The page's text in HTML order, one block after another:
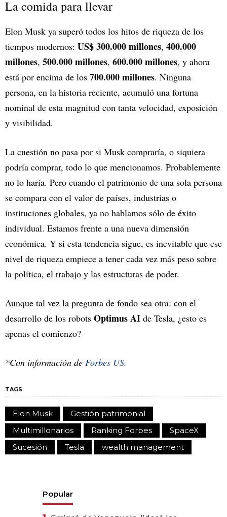
La comida para llevar
Elon Musk ya superó todos los hitos de riqueza de los
tiempos modernos: US$ 300.000 millones, 400.000
millones, 500.000 millones, 600.000 millones, y ahora
está por encima de los 700.000 millones. Ninguna
persona, en la historia reciente, acumuló una fortuna
nominal de esta magnitud con tanta velocidad, exposición
y visibilidad.
La cuestión no pasa por si Musk compraría, o siquiera
podría comprar, todo lo que mencionamos. Probablemente
no lo haría. Pero cuando el patrimonio de una sola persona
se compara con el valor de países, industrias o
instituciones globales, ya no hablamos sólo de éxito
individual. Estamos frente a una nueva dimensión
económica. Y si esta tendencia sigue, es inevitable que ese
nivel de riqueza empiece a tener cada vez más peso sobre
la política, el trabajo y las estructuras de poder.
Aunque tal vez la pregunta de fondo sea otra: con el
desarrollo de los robots Optimus AI de Tesla, ¿esto es
apenas el comienzo?
*Con información de Forbes US.
TAGS
Elon Musk
Gestión patrimonial
Multimillonarios
Ranking Forbes
SpaceX
Sucesión
Tesla wealth management
Popular